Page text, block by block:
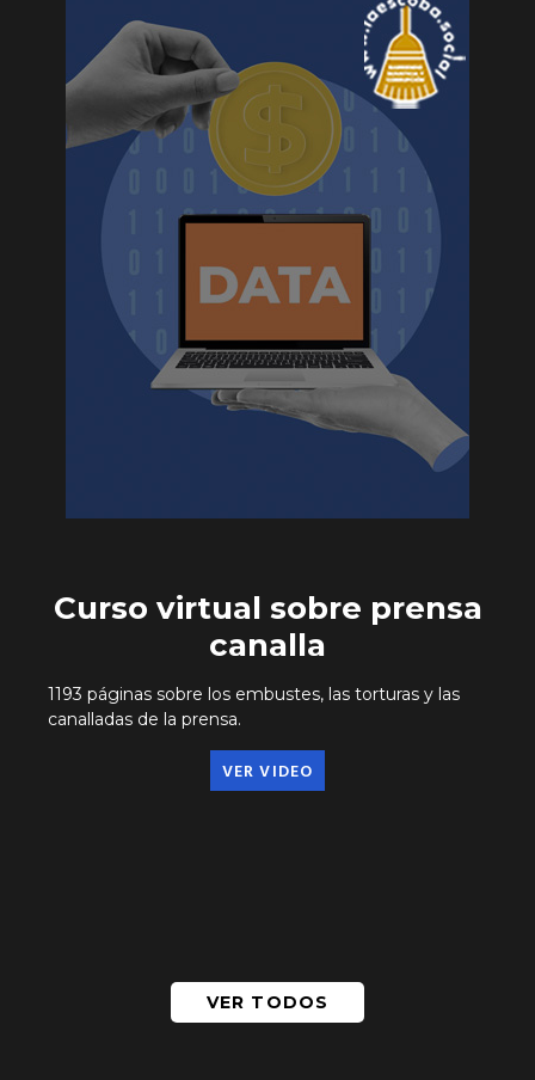
Curso virtual sobre prensa
canalla
1193 páginas sobre los embustes, las torturas y las
canalladas de la prensa.
VER VIDEO
VER TODOS